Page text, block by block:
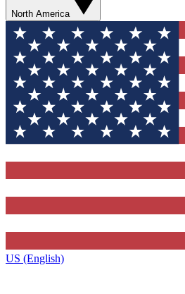
North America
US (English)